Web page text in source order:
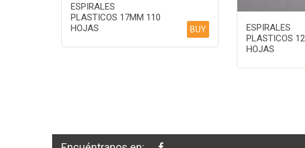
ESPIRALES
PLASTICOS 17MM 110
HOJAS
BUY
ESPIRALES
PLASTICOS
HOJAS